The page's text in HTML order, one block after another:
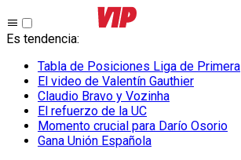
Es tendencia:
Tabla de Posiciones Liga de Primera
El video de Valentín Gauthier
Claudio Bravo y Vozinha
El refuerzo de la UC
Momento crucial para Darío Osorio
Gana Unión Española